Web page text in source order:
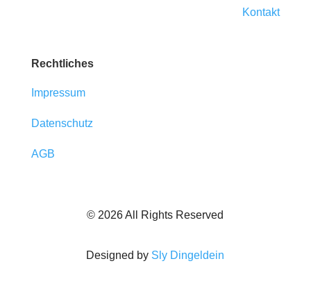
Kontakt
Rechtliches
Impressum
Datenschutz
AGB
© 2026 All Rights Reserved
Designed by Sly Dingeldein